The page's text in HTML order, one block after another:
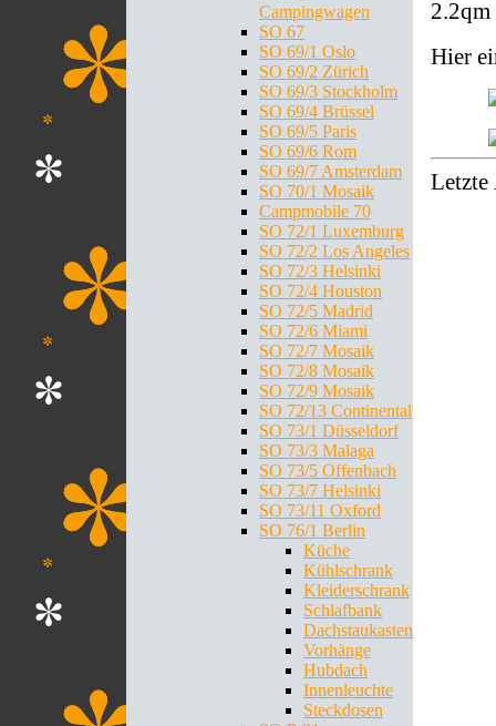
Campingwagen
SO 67
SO 69/1 Oslo
SO 69/2 Zürich
SO 69/3 Stockholm
SO 69/4 Brüssel
SO 69/5 Paris
SO 69/6 Rom
SO 69/7 Amsterdam
SO 70/1 Mosaik
Campmobile 70
SO 72/1 Luxemburg
SO 72/2 Los Angeles
SO 72/3 Helsinki
SO 72/4 Houston
SO 72/5 Madrid
SO 72/6 Miami
SO 72/7 Mosaik
SO 72/8 Mosaik
SO 72/9 Mosaik
SO 72/13 Continental
SO 73/1 Düsseldorf
SO 73/3 Malaga
SO 73/5 Offenbach
SO 73/7 Helsinki
SO 73/11 Oxford
SO 76/1 Berlin
Küche
Kühlschrank
Kleiderschrank
Schlafbank
Dachstaukasten
Vorhänge
Hubdach
Innenleuchte
Steckdosen
2.2qm
Hier
Letzte